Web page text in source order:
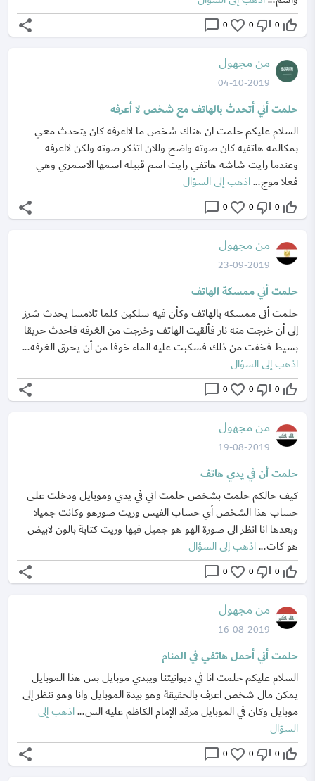
thumb_up_off_alt
0
thumb_down_off_alt
0
favorite_border
0
chat_bubble_outline
share
من مجهول
04-10-2019
حلمت أني أتحدث بالهاتف مع شخص لا أعرفه
السلام عليكم حلمت ان هناك شخص ما لااعرفه كان يتحدث معي
بمكالمه هاتفيه كان صوته واضح وللان اتذكر صوته ولكن لااعرفه
وعندما رايت شاشه هاتفي رايت اسم قبيله اسمها الاسمري وهي
فعلا موج...اذهب إلى السؤال
thumb_up_off_alt
0
thumb_down_off_alt
0
favorite_border
0
chat_bubble_outline
share
من مجهول
23-09-2019
حلمت أني ممسكة الهاتف
حلمت أنى ممسكه بالهاتف وكأن فيه سلكين كلما تلامسا يحدث شرز
إلى أن خرجت منه نار فألقيت الهاتف وخرجت من الغرفه فاحدث حريقا
بسيط فخفت من ذلك فسكبت عليه الماء خوفا من أن يحرق الغرفه...
اذهب إلى السؤال
thumb_up_off_alt
0
thumb_down_off_alt
0
favorite_border
0
chat_bubble_outline
share
من مجهول
19-08-2019
حلمت أن في يدي هاتف
كيف حالكم حلمت بشخص حلمت اني في يدي وموبايل ودخلت على
حساب هذا الشخص أي حساب الفيس وريت صورهو وكانت جميلا
وبعدها انا انظر الى صورة الهو هو جميل فيها وريت كتابة بالون لابيض
هو كات...اذهب إلى السؤال
thumb_up_off_alt
0
thumb_down_off_alt
0
favorite_border
0
chat_bubble_outline
share
من مجهول
16-08-2019
حلمت أني أحمل هاتفي في المنام
السلام عليكم حلمت انا في ديوانيتنا ويبدي موبايل بس هذا الموبايل
يمكن مال شخص اعرف بالحقيقة وهو بيدة الموبايل وانا وهو ننظر إلى
موبايل وكان في الموبايل مرقد الإمام الكاظم عليه الس...اذهب إلى
السؤال
thumb_up_off_alt
0
thumb_down_off_alt
0
favorite_border
0
chat_bubble_outline
share